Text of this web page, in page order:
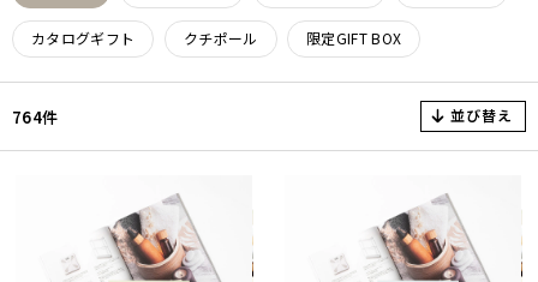
カタログギフト クチポール 限定GIFT BOX
764件 並び替え